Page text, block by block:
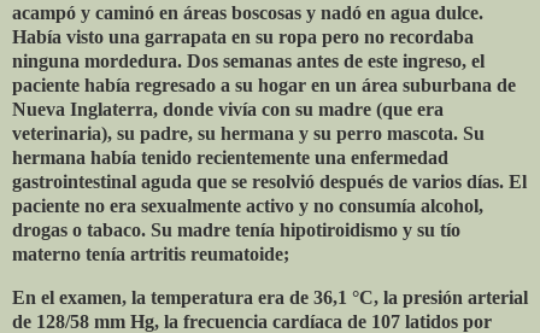
acampó y caminó en áreas boscosas y nadó en agua dulce.
Había visto una garrapata en su ropa pero no recordaba
ninguna mordedura. Dos semanas antes de este ingreso, el
paciente había regresado a su hogar en un área suburbana de
Nueva Inglaterra, donde vivía con su madre (que era
veterinaria), su padre, su hermana y su perro mascota. Su
hermana había tenido recientemente una enfermedad
gastrointestinal aguda que se resolvió después de varios días. El
paciente no era sexualmente activo y no consumía alcohol,
drogas o tabaco. Su madre tenía hipotiroidismo y su tío
materno tenía artritis reumatoide;
En el examen, la temperatura era de 36,1 °C, la presión arterial
de 128/58 mm Hg, la frecuencia cardíaca de 107 latidos por